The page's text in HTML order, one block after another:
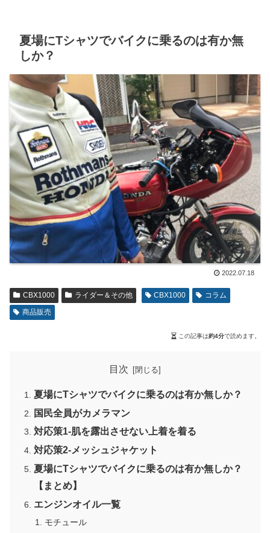
夏場にTシャツでバイクに乗るのは有か無
しか？
2022.07.18
CBX1000 ライダー＆その他 CBX1000
コラム
商品販売
この記事は約4分で読めます。
目次
夏場にTシャツでバイクに乗るのは有か無しか？
国民全員がカメラマン
対応策1-肌を露出させない上着を着る
対応策2-メッシュジャケット
夏場にTシャツでバイクに乗るのは有か無しか？
【まとめ】
エンジンオイル一覧
モチュール